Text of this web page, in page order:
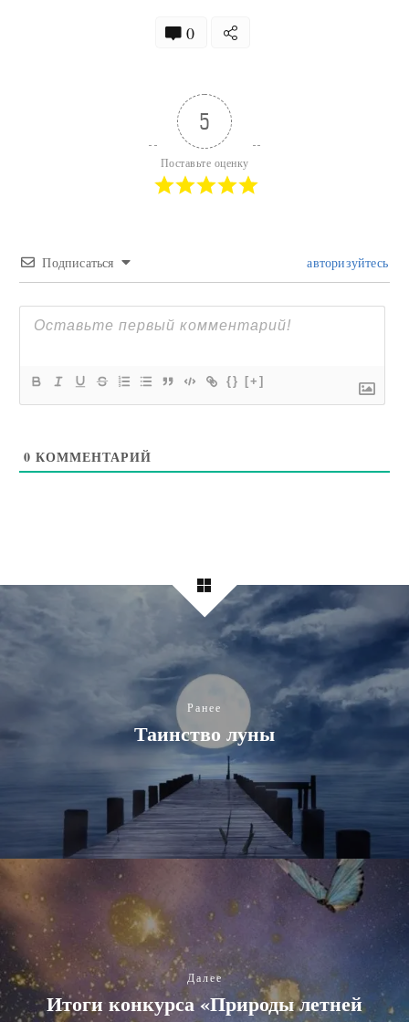
0
5
Поставьте оценку
Подписаться авторизуйтесь
{} [+]
0 КОММЕНТАРИЙ
Ранее
Таинство луны
Далее
Итоги конкурса «Природы летней